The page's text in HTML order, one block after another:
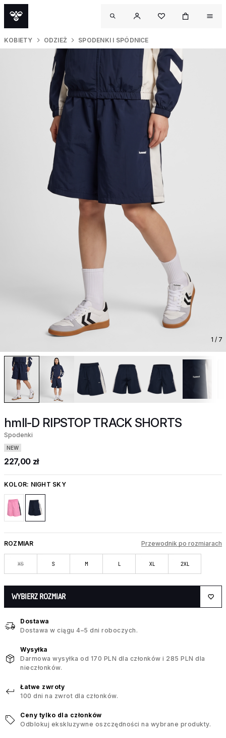
KOBIETY ODZIEŻ SPODENKI I SPÓDNICE
1 / 7
hmlI-D RIPSTOP TRACK SHORTS
Spodenki
NEW
227,00 zł
KOLOR: NIGHT SKY
ROZMIAR Przewodnik po rozmiarach
XS S M L XL 2XL
WYBIERZ ROZMIAR
Dostawa
Dostawa w ciągu 4–5 dni roboczych.
Wysyłka
Darmowa wysyłka od 170 PLN dla członków i 285 PLN dla
nieczłonków.
Łatwe zwroty
100 dni na zwrot dla członków.
Ceny tylko dla członków
Odblokuj ekskluzywne oszczędności na wybrane produkty.